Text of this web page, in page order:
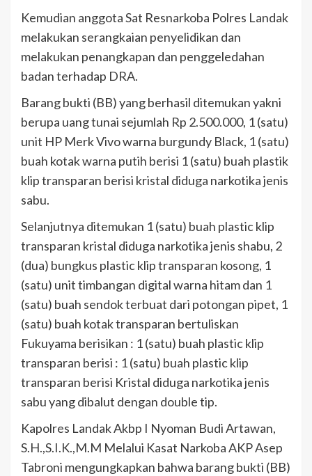
Kemudian anggota Sat Resnarkoba Polres Landak
melakukan serangkaian penyelidikan dan
melakukan penangkapan dan penggeledahan
badan terhadap DRA.
Barang bukti (BB) yang berhasil ditemukan yakni
berupa uang tunai sejumlah Rp 2.500.000, 1 (satu)
unit HP Merk Vivo warna burgundy Black, 1 (satu)
buah kotak warna putih berisi 1 (satu) buah plastik
klip transparan berisi kristal diduga narkotika jenis
sabu.
Selanjutnya ditemukan 1 (satu) buah plastic klip
transparan kristal diduga narkotika jenis shabu, 2
(dua) bungkus plastic klip transparan kosong, 1
(satu) unit timbangan digital warna hitam dan 1
(satu) buah sendok terbuat dari potongan pipet, 1
(satu) buah kotak transparan bertuliskan
Fukuyama berisikan : 1 (satu) buah plastic klip
transparan berisi : 1 (satu) buah plastic klip
transparan berisi Kristal diduga narkotika jenis
sabu yang dibalut dengan double tip.
Kapolres Landak Akbp I Nyoman Budi Artawan,
S.H.,S.I.K.,M.M Melalui Kasat Narkoba AKP Asep
Tabroni mengungkapkan bahwa barang bukti (BB)